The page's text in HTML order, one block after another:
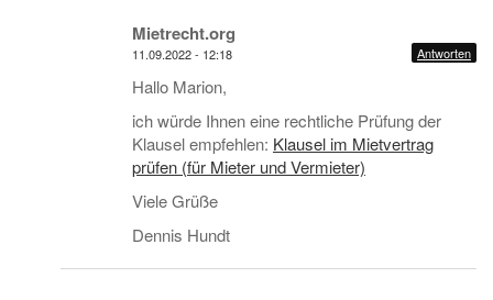
Mietrecht.org
11.09.2022 - 12:18 Antworten
Hallo Marion,
ich würde Ihnen eine rechtliche Prüfung der
Klausel empfehlen: Klausel im Mietvertrag
prüfen (für Mieter und Vermieter)
Viele Grüße
Dennis Hundt